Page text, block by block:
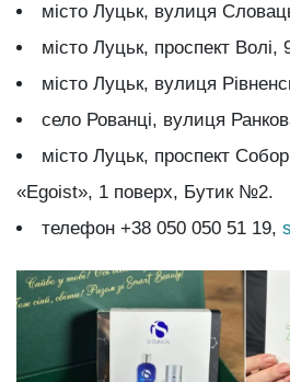
місто Луцьк, вулиця
місто Луцьк, проспект Волі,
місто Луцьк, вулиця
село Рованці, вулиця
місто Луцьк, проспект
«Egoist», 1 поверх, Бутик №2.
телефон +38 050 050 51 19,